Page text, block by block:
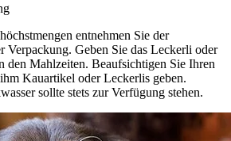
entnehmen Sie der
Verpackung. Geben Sie das Leckerli oder
den Mahlzeiten. Beaufsichtigen Sie Ihren
Kauartikel oder Leckerlis geben.
sollte stets zur Verfügung stehen.